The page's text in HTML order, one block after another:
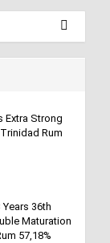
Extra Strong
Rum
36th
Maturation
57,18%